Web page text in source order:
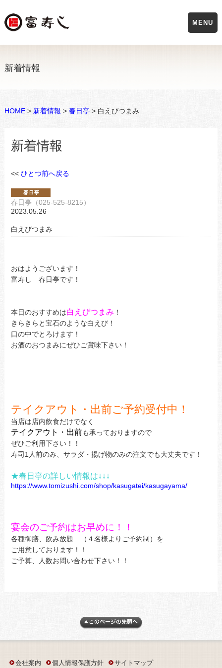
新着情報
HOME> 新着情報 > 春日亭> 白えびつまみ
新着情報
<< ひとつ前へ戻る
春日亭（025-525-8215）
2023.05.26
白えびつまみ
おはようございます！
富寿し 春日亭です！
本日のおすすめは白えびつまみ ！
きらきらと宝石のような白えび！
口の中でとろけます！
お酒のおつまみにぜひご賞味下さい！
テイクアウト・出前ご予約受付中！
当店は店内飲食だけでなく
テイクアウト・出前も承っておりますので
ぜひご利用下さい！！
寿司1人前のみ、サラダ・揚げ物のみの注文でも大丈夫です！
★春日亭の詳しい情報は↓↓↓
https://www.tomizushi.com/shop/kasugatei/kasugayama/
宴会のご予約はお早めに！！
各種御膳、飲み放題 （４名様よりご予約制）を
ご用意しております！！
ご予算、人数お問い合わせ下さい！！
会社案内 個人情報保護方針 サイトマップ
MENU